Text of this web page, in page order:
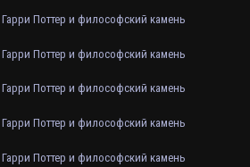
Поттер и философский камень
Поттер и философский камень
Поттер и философский камень
Поттер и философский камень
Поттер и философский камень